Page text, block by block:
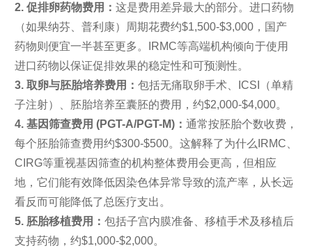
2. 促排卵药物费用： 这是费用差异最大的部分。进口药物
（如果纳芬、普利康）周期花费约$1,500-$3,000，国产
药物则便宜一半甚至更多。IRMC等高端机构倾向于使用
进口药物以保证促排效果的稳定性和可预测性。
3. 取卵与胚胎培养费用： 包括无痛取卵手术、ICSI（单精
子注射）、胚胎培养至囊胚的费用，约$2,000-$4,000。
4. 基因筛查费用 (PGT-A/PGT-M)： 通常按胚胎个数收费，
每个胚胎筛查费用约$300-$500。这解释了为什么IRMC、
CIRG等重视基因筛查的机构整体费用会更高，但相应
地，它们能有效降低因染色体异常导致的流产率，从长远
看反而可能降低了总医疗支出。
5. 胚胎移植费用： 包括子宫内膜准备、移植手术及移植后
支持药物，约$1,000-$2,000。